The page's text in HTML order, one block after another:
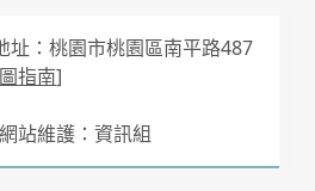
址：桃園市桃園區南平路487
指南]
站維護：資訊組